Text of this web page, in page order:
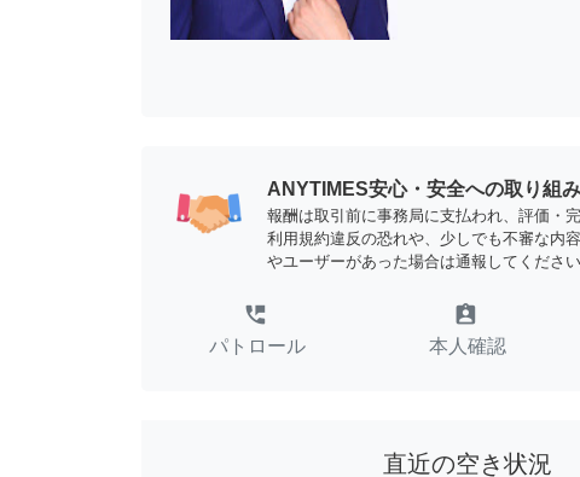
ANYTIMES安心・安全への取り組み
報酬は取引前に事務局に支払われ、評価・
利用規約違反の恐れや、少しでも不審な内
やユーザーがあった場合は通報してください
perm_phone_msg
パトロール
assignment_ind
本人確認
直近の空き状況